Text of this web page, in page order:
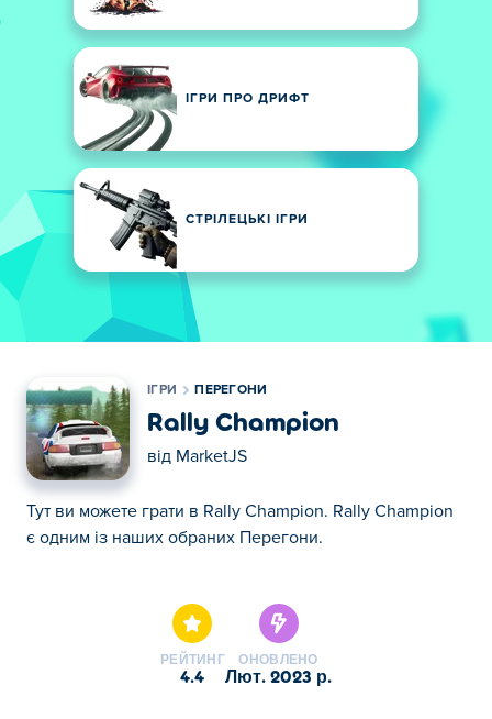
ІГРИ ПРО ДРИФТ
СТРІЛЕЦЬКІ ІГРИ
ІГРИ ПЕРЕГОНИ
Rally Champion
від MarketJS
Тут ви можете грати в Rally Champion. Rally Champion
є одним із наших обраних Перегони.
РЕЙТИНГ
4.4
ОНОВЛЕНО
лют. 2023 р.